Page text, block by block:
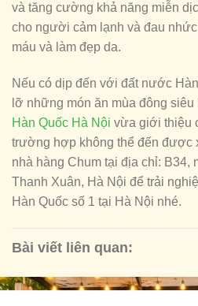
và tăng cường khả năng miễn
cho người cảm lạnh và đau
máu và làm đẹp da.
Nếu có dịp đến với đất nước
lỡ những món ăn mùa đông siêu
Hàn Quốc Hà Nội vừa giới thiệu
trường hợp không thể đến được
nhà hàng Chum tại địa chỉ: B34,
Thanh Xuân, Hà Nội để trải
Hàn Quốc số 1 tại Hà Nội nhé.
Bài viết liên quan: